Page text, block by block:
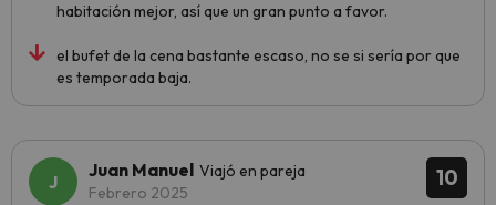
habitación mejor, así que un gran punto a favor.
el bufet de la cena bastante escaso, no se si sería por que
es temporada baja.
10
Juan Manuel Viajó en pareja
Febrero 2025